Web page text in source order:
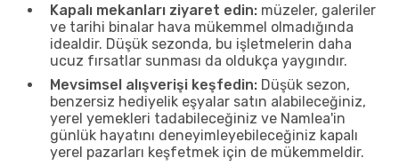
Kapalı mekanları ziyaret edin: müzeler, galeriler
ve tarihi binalar hava mükemmel olmadığında
idealdir. Düşük sezonda, bu işletmelerin daha
ucuz fırsatlar sunması da oldukça yaygındır.
Mevsimsel alışverişi keşfedin: Düşük sezon,
benzersiz hediyelik eşyalar satın alabileceğiniz,
yerel yemekleri tadabileceğiniz ve Namlea'in
günlük hayatını deneyimleyebileceğiniz kapalı
yerel pazarları keşfetmek için de mükemmeldir.